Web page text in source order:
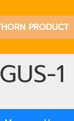
PRODUCT
1